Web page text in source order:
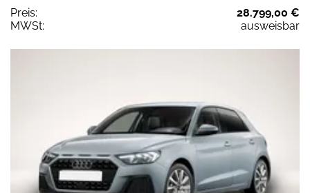
Preis:
28.799,00 €
MWSt:
ausweisbar